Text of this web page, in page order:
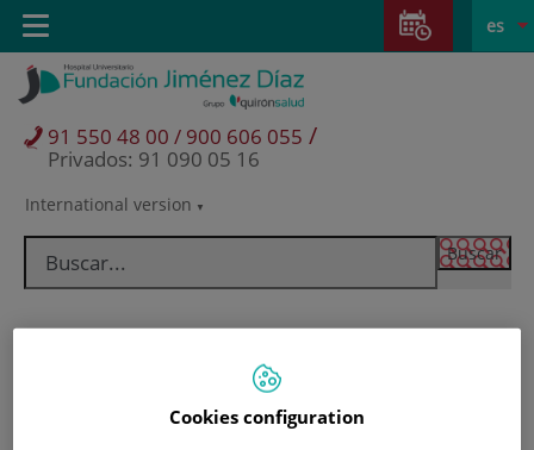
Saltar al contenido
Saltar
contenido
Selector
idioma
activo
es
International version
91 550 48 00 / 900 606 055 /
Privados: 91 090 05 16
Toggle
navigation
Cookies configuration